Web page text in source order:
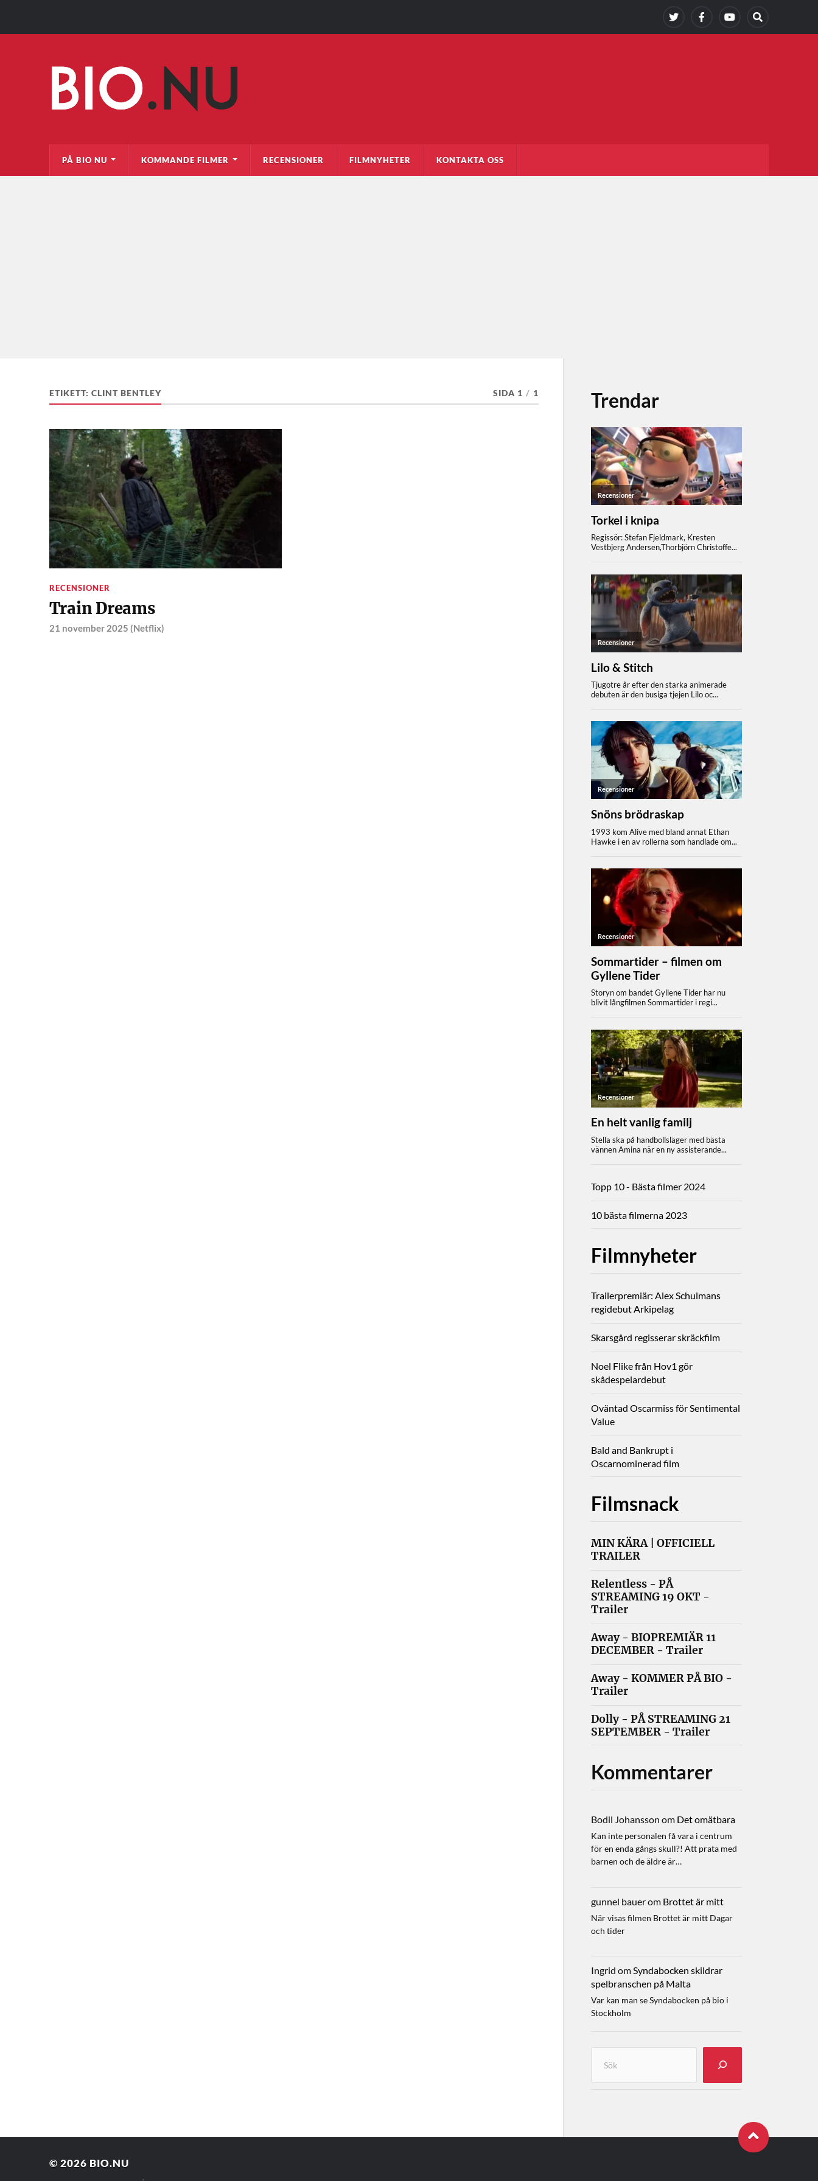
PÅ BIO NU KOMMANDE FILMER RECENSIONER FILMNYHETER KONTAKTA OSS
ETIKETT: CLINT BENTLEY SIDA 1 / 1
RECENSIONER
Train Dreams
21 november 2025 (Netflix)
Trendar
Topp 10 - Bästa filmer 2024
10 bästa filmerna 2023
Filmnyheter
Trailerpremiär: Alex Schulmans
regidebut Arkipelag
Skarsgård regisserar skräckfilm
Noel Flike från Hov1 gör
skådespelardebut
Oväntad Oscarmiss för Sentimental
Value
Bald and Bankrupt i
Oscarnominerad film
Filmsnack
MIN KÄRA | OFFICIELL
TRAILER
Relentless - PÅ
STREAMING 19 OKT -
Trailer
Away - BIOPREMIÄR 11
DECEMBER - Trailer
Away - KOMMER PÅ BIO -
Trailer
Dolly - PÅ STREAMING 21
SEPTEMBER - Trailer
Kommentarer
Bodil Johansson om Det omätbara
Kan inte personalen få vara i centrum
för en enda gångs skull?! Att prata med
barnen och de äldre är…
gunnel bauerom Brottet är mitt
När visas filmen Brottet är mitt Dagar
och tider
Ingrid omSyndabocken skildrar
spelbranschen på Malta
Var kan man se Syndabocken på bio i
Stockholm
© 2026 BIO.NU